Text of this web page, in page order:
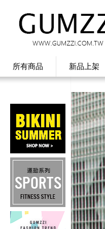
所有商品 新品上架